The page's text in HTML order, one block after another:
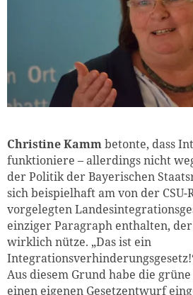
Christine Kammbetonte, dass
funktioniere – allerdings nicht
der Politik der Bayerischen
sich beispielhaft am von der CSU-
vorgelegten
einziger Paragraph enthalten,
wirklich nütze. „Das ist ein
Aus diesem Grund habe die
einen eigenen Gesetzentwurf